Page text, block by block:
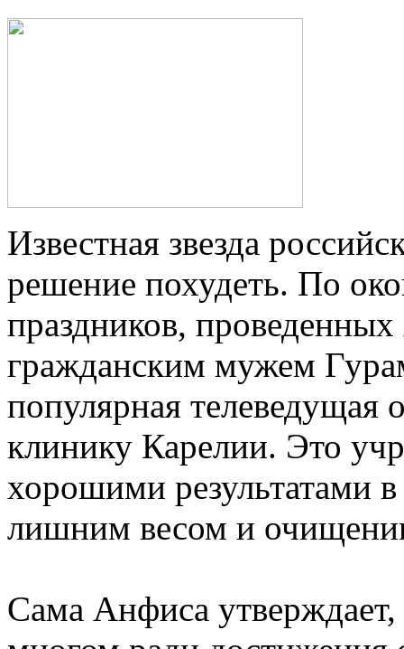
Известная звезда
решение похудеть. По
праздников,
гражданским мужем
популярная телеведущая
клинику Карелии. Это
хорошими результатами
лишним весом и
Сама Анфиса утверждает,